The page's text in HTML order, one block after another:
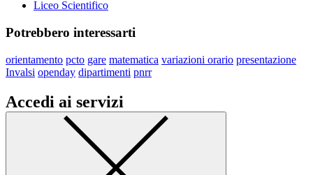
Liceo Scientifico
Potrebbero interessarti
orientamento pcto gare matematica variazioni orario presentazione
Invalsi openday dipartimenti pnrr
Accedi ai servizi